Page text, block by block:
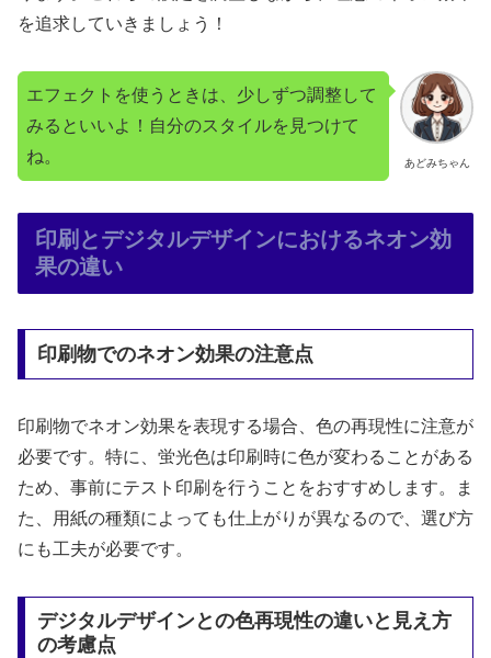
を追求していきましょう！
あどみちゃん
エフェクトを使うときは、少しずつ調整して
みるといいよ！自分のスタイルを見つけて
ね。
印刷とデジタルデザインにおけるネオン効
果の違い
印刷物でのネオン効果の注意点
印刷物でネオン効果を表現する場合、色の再現性に注意が
必要です。特に、蛍光色は印刷時に色が変わることがある
ため、事前にテスト印刷を行うことをおすすめします。ま
た、用紙の種類によっても仕上がりが異なるので、選び方
にも工夫が必要です。
デジタルデザインとの色再現性の違いと見え方
の考慮点